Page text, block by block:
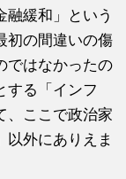
融緩和」という
初の間違いの傷
ではなかったの
る「インフ
、ここで政治家
以外にありえま